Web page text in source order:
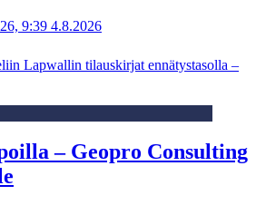
9:39 4.8.2026
Lapwallin tilauskirjat ennätystasolla –
– Geopro Consulting